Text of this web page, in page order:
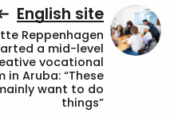
English site
Reppenhagen
a mid-level
vocational
in Aruba: “These
want to do
things”